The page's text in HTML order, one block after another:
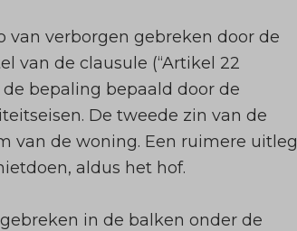
van verborgen gebreken door de
van de clausule (“Artikel 22
bepaling bepaald door de
De tweede zin van de
van de woning. Een ruimere uitleg
aldus het hof.
in de balken onder de